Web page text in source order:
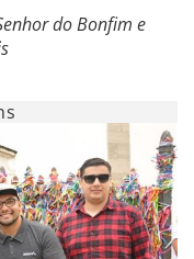
do Bonfim e